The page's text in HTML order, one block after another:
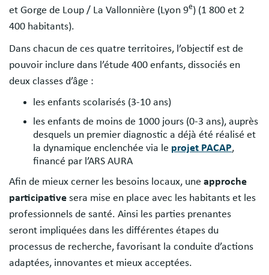
et Gorge de Loup / La Vallonnière (Lyon 9e) (1 800 et 2
400 habitants).
Dans chacun de ces quatre territoires, l’objectif est de
pouvoir inclure dans l’étude 400 enfants, dissociés en
deux classes d’âge :
les enfants scolarisés (3-10 ans)
les enfants de moins de 1000 jours (0-3 ans), auprès
desquels un premier diagnostic a déjà été réalisé et
la dynamique enclenchée via le projet PACAP,
financé par l’ARS AURA
Afin de mieux cerner les besoins locaux, une approche
participative sera mise en place avec les habitants et les
professionnels de santé. Ainsi les parties prenantes
seront impliquées dans les différentes étapes du
processus de recherche, favorisant la conduite d’actions
adaptées, innovantes et mieux acceptées.